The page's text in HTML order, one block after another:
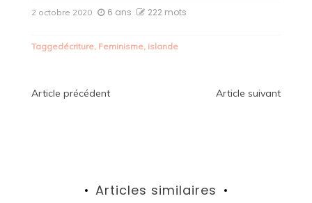
2 octobre 2020 6 ans 222 mots
Taggedécriture, Feminisme, islande
Navigation
Article précédent Article suivant
Articles similaires